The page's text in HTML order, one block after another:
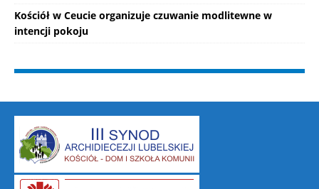
Kościół w Ceucie organizuje czuwanie modlitewne w
intencji pokoju